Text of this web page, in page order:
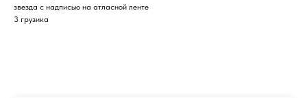
звезда с надписью на атласной ленте
3 грузика